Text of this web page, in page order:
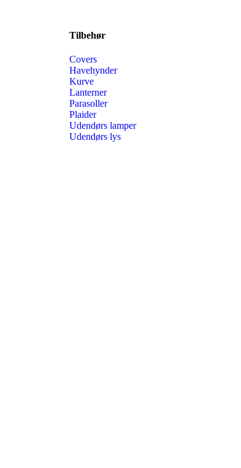
Tilbehør
Covers
Havehynder
Kurve
Lanterner
Parasoller
Plaider
Udendørs lamper
Udendørs lys